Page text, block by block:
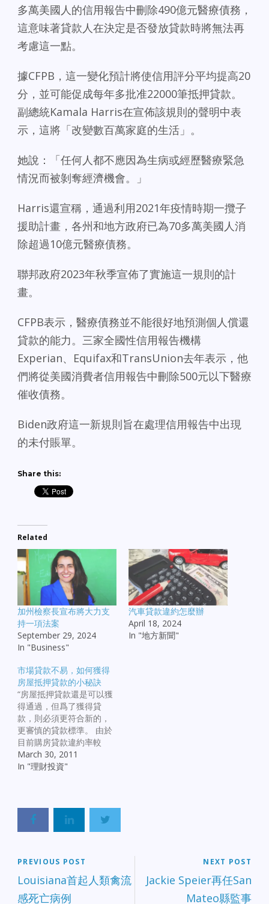
多萬美國人的信用報告中刪除490億元醫療債務，
這意味著貸款人在決定是否發放貸款時將無法再
考慮這一點。
據CFPB，這一變化預計將使信用評分平均提高20
分，並可能促成每年多批准22000筆抵押貸款。
副總統Kamala Harris在宣佈該規則的聲明中表
示，這將「改變數百萬家庭的生活」。
她說：「任何人都不應因為生病或經歷醫療緊急
情況而被剝奪經濟機會。」
Harris還宣稱，通過利用2021年疫情時期一攬子
援助計畫，各州和地方政府已為70多萬美國人消
除超過10億元醫療債務。
聯邦政府2023年秋季宣佈了實施這一規則的計
畫。
CFPB表示，醫療債務並不能很好地預測個人償還
貸款的能力。三家全國性信用報告機構
Experian、Equifax和TransUnion去年表示，他
們將從美國消費者信用報告中刪除500元以下醫療
催收債務。
Biden政府這一新規則旨在處理信用報告中出現
的未付賬單。
Share this:
Related
加州檢察長宣布將大力支
持一項法案
September 29, 2024
In "Business"
汽車貸款違約怎麼辦
April 18, 2024
In "地方新聞"
市場貸款不易，如何獲得
房屋抵押貸款的小秘訣
“房屋抵押貸款還是可以獲
得通過，但爲了獲得貸
款，則必須更符合新的，
更審慎的貸款標準。 由於
目前購房貸款違約率較
高，銀行已放棄了以往助
長房地産泡沫的寬鬆溫和
去。因此，今天借款人必
須符合比過去幾年更嚴格
March 30, 2011
In "理財投資"
PREVIOUS POST
Louisiana首起人類禽流
感死亡病例
NEXT POST
Jackie Speier再任San
Mateo縣監事